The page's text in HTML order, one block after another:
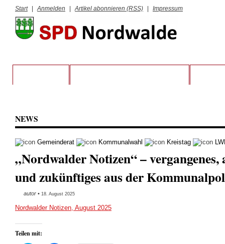
Start| Anmelden | Artikel abonnieren (RSS) | Impressum
NEWS
Gemeinderat Kommunalwahl Kreistag
„Nordwalder Notizen“ – vergangenes,
und zukünftiges aus der
autor • 18. August 2025
Nordwalder Notizen, August 2025
Teilen mit: